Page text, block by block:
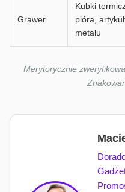
Grawer
Kubki
pióra,
metalu
Merytorycznie